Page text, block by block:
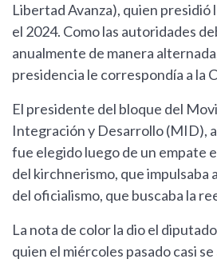
Libertad Avanza), quien presidió
el 2024. Como las autoridades
anualmente de manera
presidencia le correspondía a la
El presidente del bloque del
Integración y Desarrollo (MID),
fue elegido luego de un empate
del kirchnerismo, que impulsaba
del oficialismo, que buscaba la
La nota de color la dio el
quien el miércoles pasado casi